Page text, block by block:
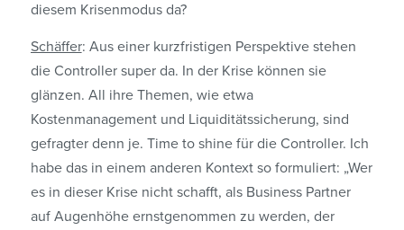
diesem Krisenmodus da?
Schäffer: Aus einer kurz­fristigen Perspektive stehen
die Controller super da. In der Krise können sie
glänzen. All ihre Themen, wie etwa
Kostenmanagement und Liquiditäts­sicherung, sind
gefragter denn je. Time to shine für die Controller. Ich
habe das in einem anderen Kontext so formuliert: „Wer
es in dieser Krise nicht schafft, als Business Partner
auf Augenhöhe ernstgenommen zu werden, der